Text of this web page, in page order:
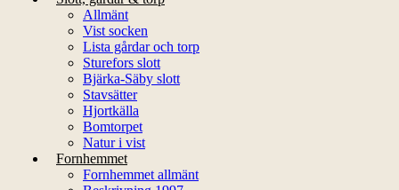
Allmänt
Vist socken
Lista gårdar och torp
Sturefors slott
Bjärka-Säby slott
Stavsätter
Hjortkälla
Bomtorpet
Natur i vist
Fornhemmet
Fornhemmet allmänt